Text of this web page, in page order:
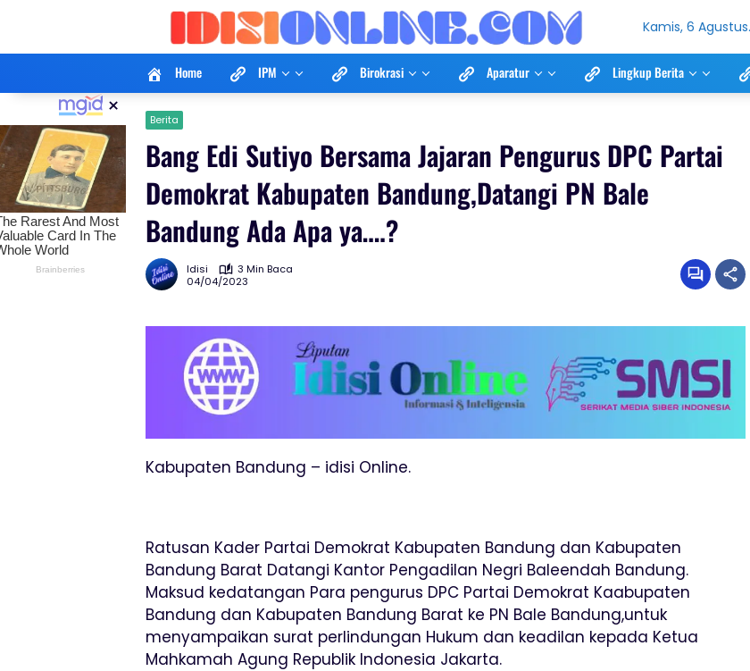
Kamis, 6 Agustus
Home IPM Birokrasi Aparatur Lingkup Berita
× Berita
Bang Edi Sutiyo Bersama Jajaran Pengurus DPC Partai
Demokrat Kabupaten Bandung,Datangi PN Bale
Bandung Ada Apa ya….?
Idisi
3 Min Baca
04/04/2023
Kabupaten Bandung – idisi Online.
Ratusan Kader Partai Demokrat Kabupaten Bandung dan Kabupaten
Bandung Barat Datangi Kantor Pengadilan Negri Baleendah Bandung.
Maksud kedatangan Para pengurus DPC Partai Demokrat Kaabupaten
Bandung dan Kabupaten Bandung Barat ke PN Bale Bandung,untuk
menyampaikan surat perlindungan Hukum dan keadilan kepada Ketua
Mahkamah Agung Republik Indonesia Jakarta.